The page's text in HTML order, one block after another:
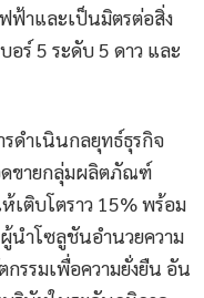
ฟ้าและเป็นมิตรต่อสิ่ง
ร์ 5 ระดับ 5 ดาว และ
ดำเนินกลยุทธ์ธุรกิจ
ดขายกลุ่มผลิตภัณฑ์
เติบโตราว 15% พร้อม
ำโซลูชันอำนวยความ
รรมเพื่อความยั่งยืน อัน